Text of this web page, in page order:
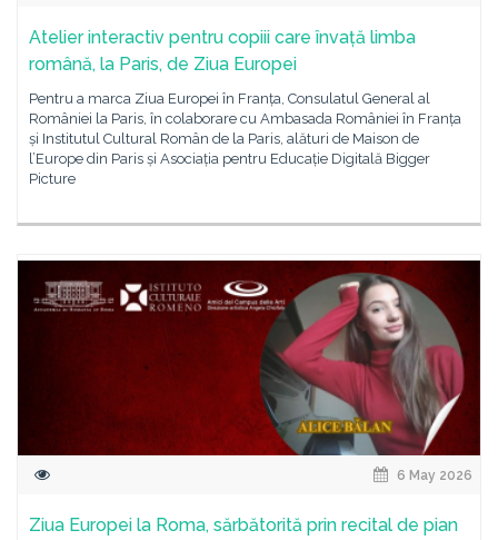
Atelier interactiv pentru copiii care învață limba
română, la Paris, de Ziua Europei
Pentru a marca Ziua Europei în Franța, Consulatul General al
României la Paris, în colaborare cu Ambasada României în Franța
și Institutul Cultural Român de la Paris, alături de Maison de
l’Europe din Paris și Asociația pentru Educație Digitală Bigger
Picture
6 May 2026
Ziua Europei la Roma, sărbătorită prin recital de pian